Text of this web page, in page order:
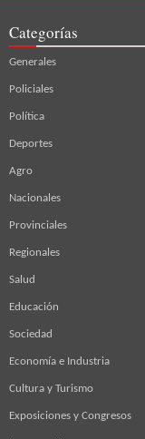
Categorías
Generales
Policiales
Política
Deportes
Agro
Nacionales
Provinciales
Regionales
Salud
Educación
Sociedad
Economía e Industria
Cultura y Turismo
Exposiciones y Congresos